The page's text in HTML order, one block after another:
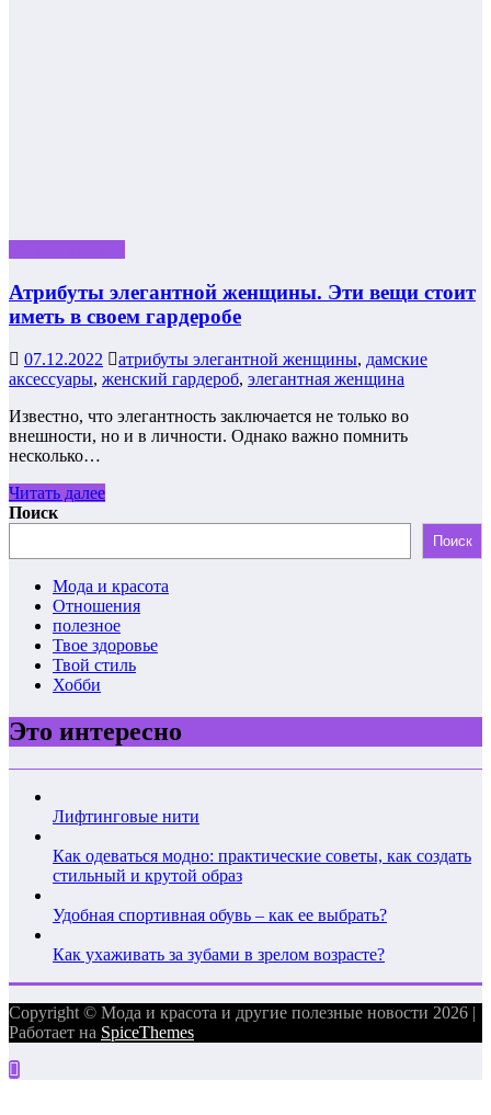
Атрибуты элегантной женщины. Эти вещи стоит
иметь в своем гардеробе
07.12.2022 атрибуты элегантной женщины, дамские
аксессуары, женский гардероб, элегантная женщина
Известно, что элегантность заключается не только во
внешности, но и в личности. Однако важно помнить
несколько…
Читать далее
Поиск
Поиск
Мода и красота
Отношения
полезное
Твое здоровье
Твой стиль
Хобби
Это интересно
Лифтинговые нити
Как одеваться модно: практические советы, как создать
стильный и крутой образ
Удобная спортивная обувь – как ее выбрать?
Как ухаживать за зубами в зрелом возрасте?
Copyright © Мода и красота и другие полезные новости 2026 |
Работает на SpiceThemes